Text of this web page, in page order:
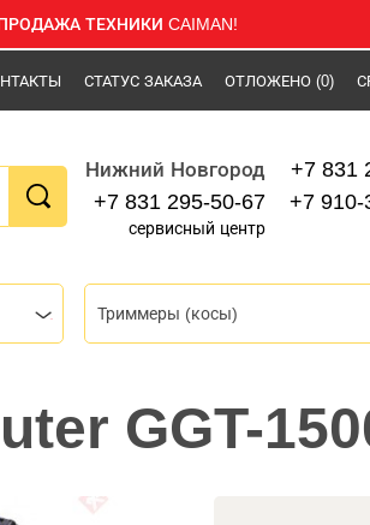
ТЕХНИКИ CAIMAN!
СТАТУС ЗАКАЗА ОТЛОЖЕНО (0)
Нижний Новгород
+7 831 295-50-67
сервисный центр
+7 831
+7 910-
Триммеры (косы)
GGT-